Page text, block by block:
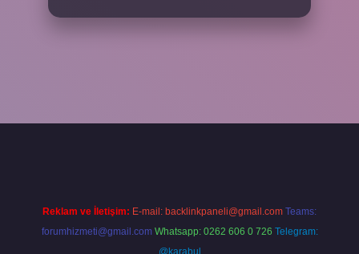
Reklam ve İletişim: E-mail: backlinkpaneli@gmail.com Teams:
forumhizmeti@gmail.com Whatsapp: 0262 606 0 726 Telegram:
@karabul